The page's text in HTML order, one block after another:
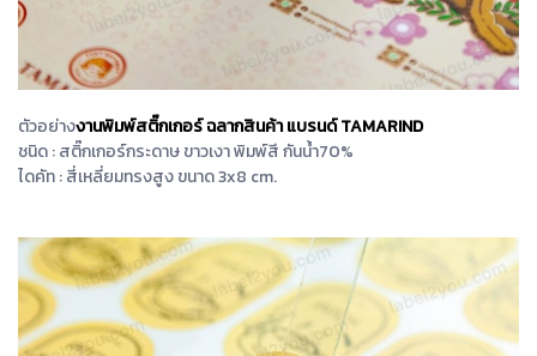
ตัวอย่างงานพิมพ์สติ๊กเกอร์ ฉลากสินค้า แบรนด์ TAMARIND
ชนิด : สติ๊กเกอร์กระดาษ ขาวเงา พิมพ์สี กันน้ำ70%
ไดคัท : สี่เหลี่ยมทรงสูง ขนาด 3x8 cm.